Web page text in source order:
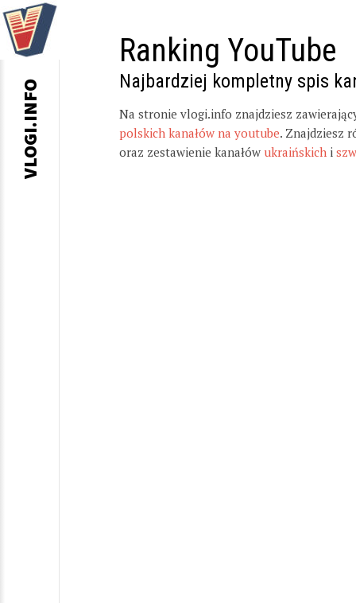
Ranking YouTube
Najbardziej kompletny spis
Na stronie vlogi.info znajdziesz
polskich kanałów na youtube. Znajdziesz
oraz zestawienie kanałów ukraińskich i
VLOGI.INFO